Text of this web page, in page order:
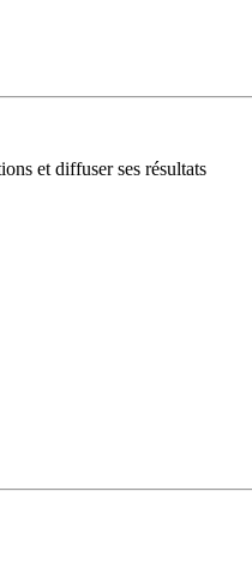
et diffuser ses résultats